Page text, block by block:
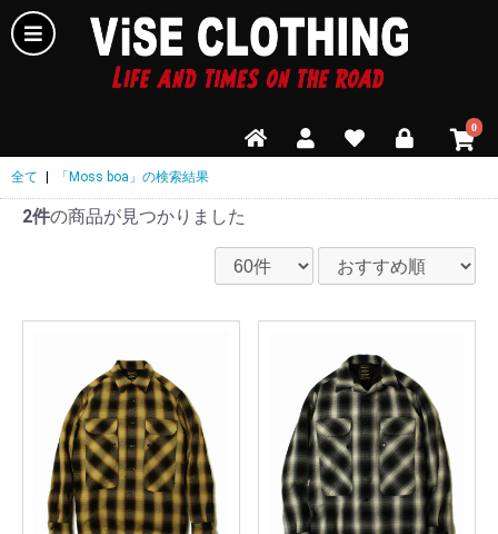
0
全て 「Moss boa」の検索結果
2件の商品が見つかりました